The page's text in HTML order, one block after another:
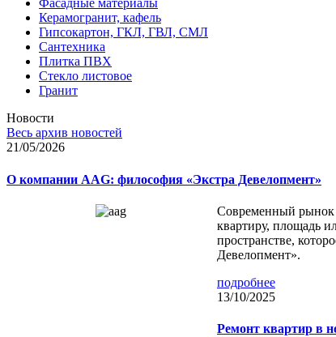
Фасадные материалы
Керамогранит, кафель
Гипсокартон, ГКЛ, ГВЛ, СМЛ
Сантехника
Плитка ПВХ
Стекло листовое
Гранит
Новости
Весь архив новостей
21/05/2026
О компании AAG: философия «Экстра Девелопмент»
Современный рынок
квартиру, площадь
пространстве,
Девелопмент».
подробнее
13/10/2025
Ремонт квартир в